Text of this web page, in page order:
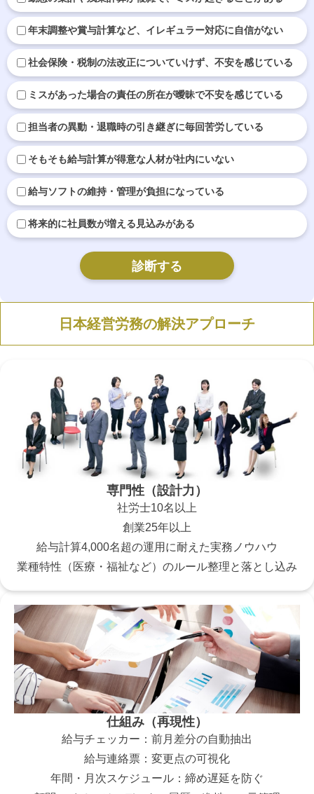
年末調整や賞与計算など、イレギュラー対応に自信がない
社会保険・税制の法改正についていけず、不安を感じている
ミスがあった場合の責任の所在が曖昧で不安を感じている
担当者の異動・退職時の引き継ぎに毎回苦労している
そもそも給与計算が得意な人材が社内にいない
給与ソフトの維持・管理が負担になっている
将来的に社員数が増える見込みがある
診断する
日本経営労務の解決アプローチ
専門性（設計力）
社労士10名以上
創業25年以上
給与計算4,000名超の運用に耐えた実務ノウハウ
業種特性（医療・福祉など）のルール整理と落とし込み
仕組み（再現性）
給与チェッカー：前月差分の自動抽出
給与連絡票：変更点の可視化
年間・月次スケジュール：締め遅延を防ぐ